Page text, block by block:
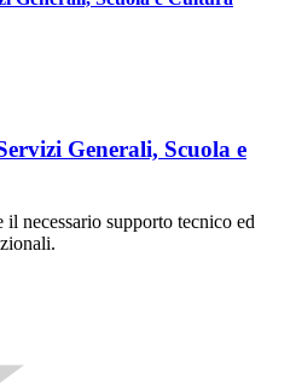
Generali, Scuola e
necessario supporto tecnico ed